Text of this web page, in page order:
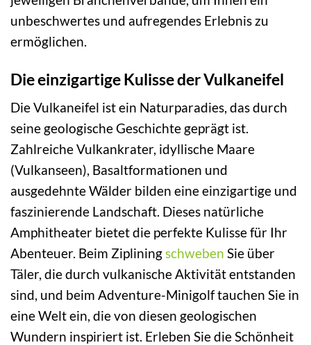
unbeschwertes und aufregendes Erlebnis zu
ermöglichen.
Die einzigartige Kulisse der Vulkaneifel
Die Vulkaneifel ist ein Naturparadies, das durch
seine geologische Geschichte geprägt ist.
Zahlreiche Vulkankrater, idyllische Maare
(Vulkanseen), Basaltformationen und
ausgedehnte Wälder bilden eine einzigartige und
faszinierende Landschaft. Dieses natürliche
Amphitheater bietet die perfekte Kulisse für Ihr
Abenteuer. Beim Zipliningschweben Sie über
Täler, die durch vulkanische Aktivität entstanden
sind, und beim Adventure-Minigolf tauchen Sie in
eine Welt ein, die von diesen geologischen
Wundern inspiriert ist. Erleben Sie die Schönheit